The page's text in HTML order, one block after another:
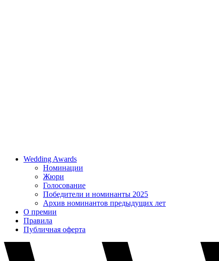
Wedding Awards
Номинации
Жюри
Голосование
Победители и номинанты 2025
Архив номинантов предыдущих лет
О премии
Правила
Публичная оферта